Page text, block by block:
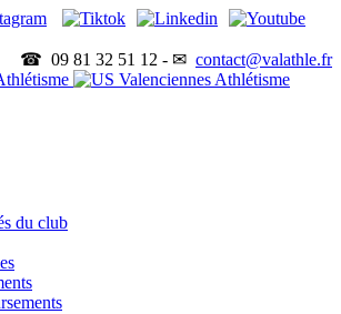
☎ 09 81 32 51 12 - ✉ contact@valathle.fr
du club